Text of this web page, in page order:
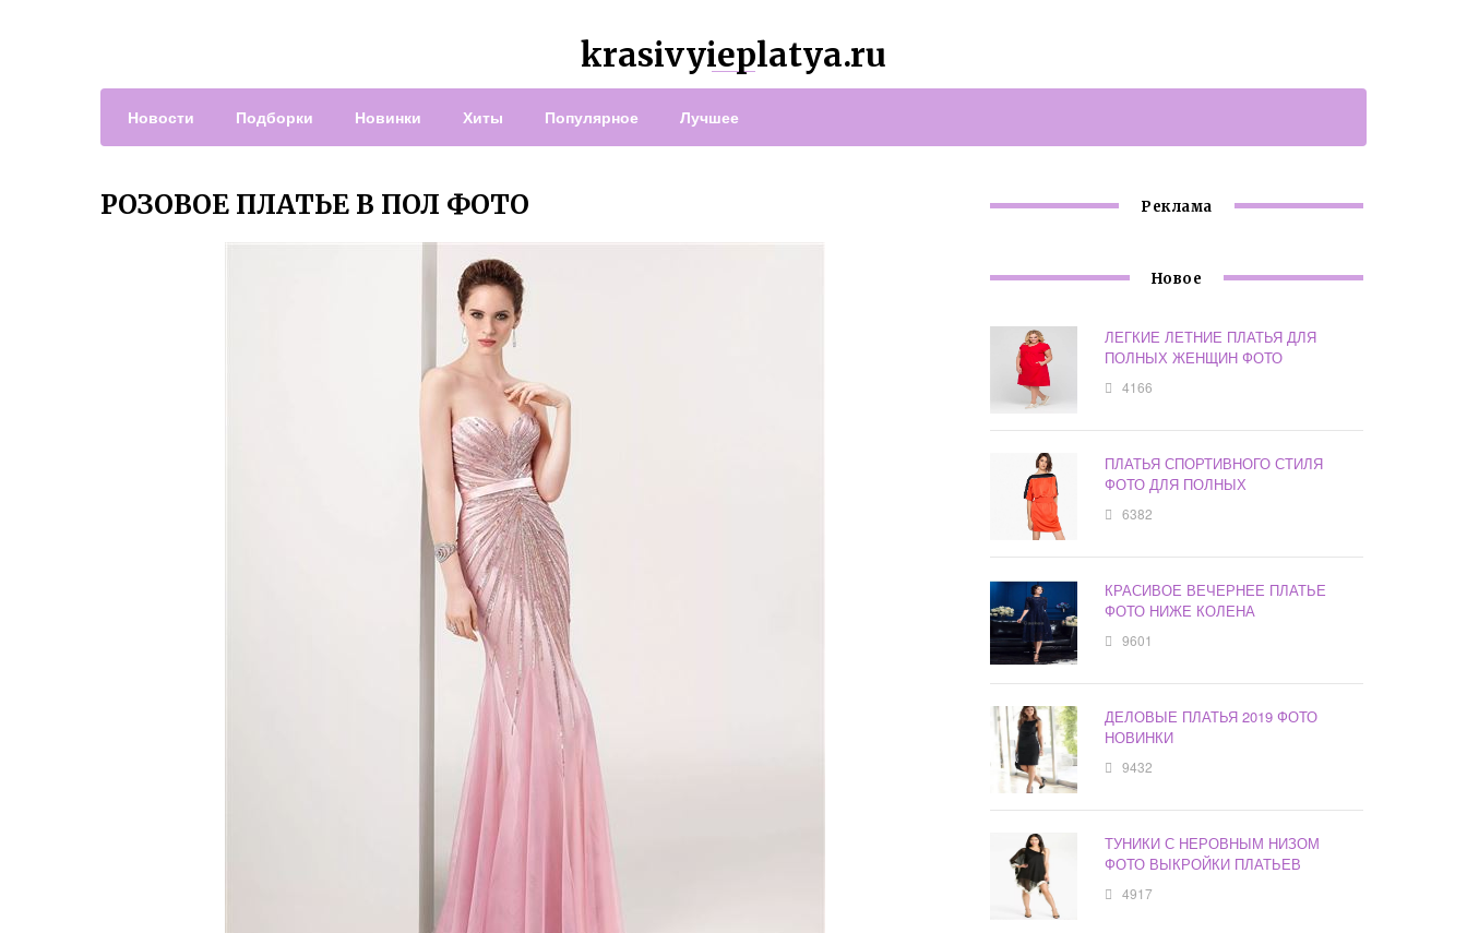
krasivyieplatya.ru
Новости Подборки Новинки Хиты Популярное Лучшее
РОЗОВОЕ ПЛАТЬЕ В ПОЛ ФОТО Реклама
Новое
ЛЕГКИЕ ЛЕТНИЕ ПЛАТЬЯ ДЛЯ
ПОЛНЫХ ЖЕНЩИН ФОТО
4166
ПЛАТЬЯ СПОРТИВНОГО СТИЛЯ
ФОТО ДЛЯ ПОЛНЫХ
6382
КРАСИВОЕ ВЕЧЕРНЕЕ ПЛАТЬЕ
ФОТО НИЖЕ КОЛЕНА
9601
ДЕЛОВЫЕ ПЛАТЬЯ 2019 ФОТО
НОВИНКИ
9432
ТУНИКИ С НЕРОВНЫМ НИЗОМ
ФОТО ВЫКРОЙКИ ПЛАТЬЕВ
4917